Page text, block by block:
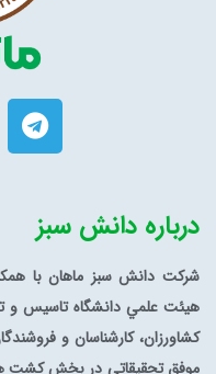
درباره دانش سبز
شرکت دانش سبز ماهان با
هيئت علمي دانشگاه تاسيس و
كشاورزان، كارشناسان و
موفق تحقيقاتي در بخش كشت